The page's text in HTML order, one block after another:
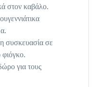
στον καβάλο.
συσκευασία σε
φιόγκο.
για τους